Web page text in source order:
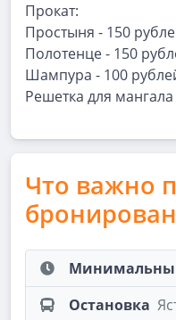
Прокат:
Простыня - 150
Полотенце - 150
Шампура - 100
Решетка для
Что важно
Остановка